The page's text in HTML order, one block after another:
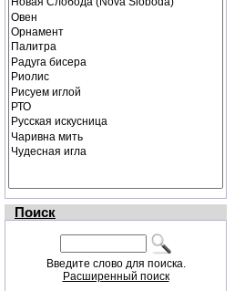
Поиск
Введите слово для поиска.
Расширенный поиск